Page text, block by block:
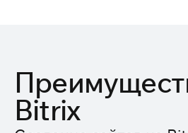
Bitrix